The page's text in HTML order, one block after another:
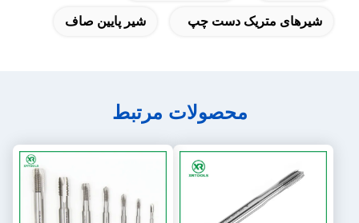
شیرهای متریک دست چپ شیر پایین صاف
محصولات مرتبط